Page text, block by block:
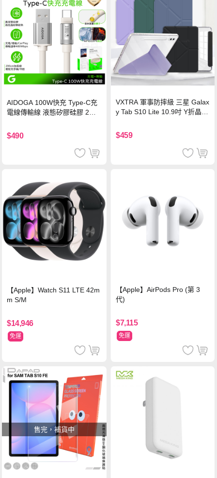
AIDOGA 100W快充 Type-C充
電線傳輸線 液態矽膠硅膠 2M
$490
VXTRA 軍事防摔級 三星 Galax
y Tab S10 Lite 10.9吋 Y折晶透
$459
【Apple】Watch S11 LTE 42m
m S/M
$14,946
免運
【Apple】AirPods Pro (第 3
代)
$7,115
免運
售完，補貨中